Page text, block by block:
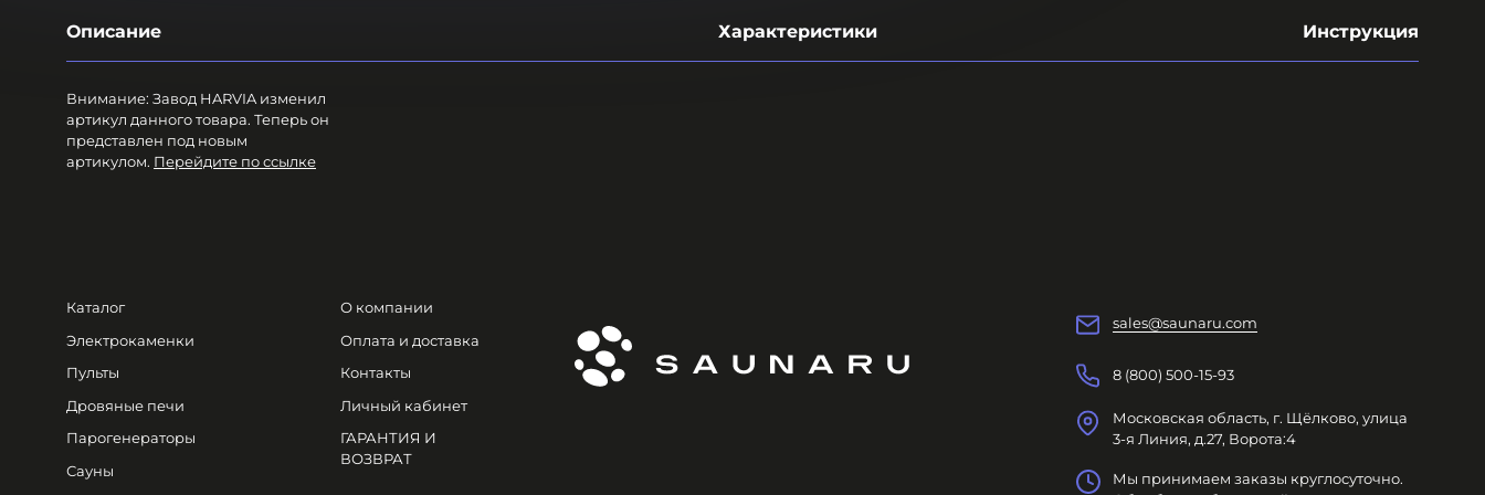
Описание Характеристики Инструкция
Внимание: Завод HARVIA изменил
артикул данного товара. Теперь он
представлен под новым
артикулом. Перейдите по ссылке
Каталог
Электрокаменки
Пульты
Дровяные печи
Парогенераторы
Сауны
О компании
Оплата и доставка
Контакты
Личный кабинет
ГАРАНТИЯ И
ВОЗВРАТ
sales@saunaru.com
8 (800) 500-15-93
Московская область, г. Щёлково, улица
3-я Линия, д.27, Ворота:4
Мы принимаем заказы круглосуточно.